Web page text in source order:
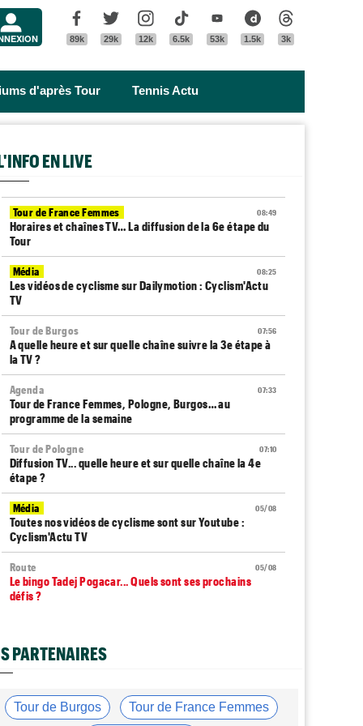
Facebook
89k
Twitter
29k
Instagram
12k
Tik Tok
6.5k
Youtube
53k
Dailymotion
1.5k 3k
d'après Tour Tennis Actu
EN LIVE
08:49
Tour de France Femmes
Horaires et chaînes TV… La diffusion de la 6e étape du
Tour
08:25
Média
Les vidéos de cyclisme sur Dailymotion : Cyclism'Actu
TV
07:56
Tour de Burgos
A quelle heure et sur quelle chaîne suivre la 3e étape à
la TV ?
07:33
Agenda
Tour de France Femmes, Pologne, Burgos… au
programme de la semaine
07:10
Tour de Pologne
Diffusion TV... quelle heure et sur quelle chaîne la 4e
étape ?
05/08
Média
Toutes nos vidéos de cyclisme sont sur Youtube :
Cyclism'Actu TV
05/08
Route
Le bingo Tadej Pogacar... Quels sont ses prochains
défis ?
9,99€ pour 1 an
Trine Vingegaard : "L'entraînement, ça ne devrait pas
être une corvée..."
PARTENAIRES
Tour de Burgos Tour de France Femmes